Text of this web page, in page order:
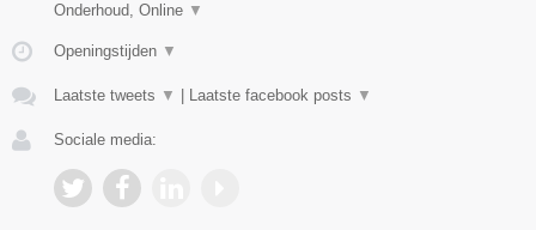
Onderhoud, Online ▼
Openingstijden ▼
Laatste tweets ▼ Laatste facebook posts ▼
Sociale media: